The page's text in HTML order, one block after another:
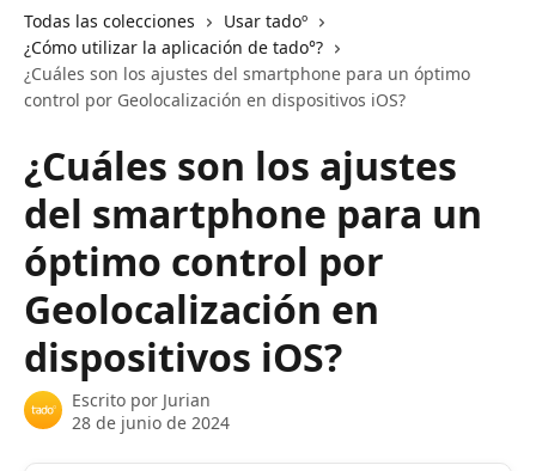
Todas las colecciones
Usar tadoº
¿Cómo utilizar la aplicación de tado°?
¿Cuáles son los ajustes del smartphone para un óptimo
control por Geolocalización en dispositivos iOS?
¿Cuáles son los ajustes
del smartphone para un
óptimo control por
Geolocalización en
dispositivos iOS?
Escrito por Jurian
28 de junio de 2024